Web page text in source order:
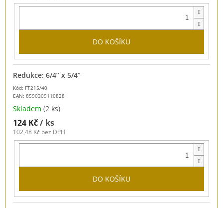
DO KOŠÍKU
Kód: FT215/40
EAN: 8590309110828
Redukce: 6/4” x 5/4”
Skladem (2 ks)
124 Kč/ ks
102,48 Kč bez DPH
DO KOŠÍKU